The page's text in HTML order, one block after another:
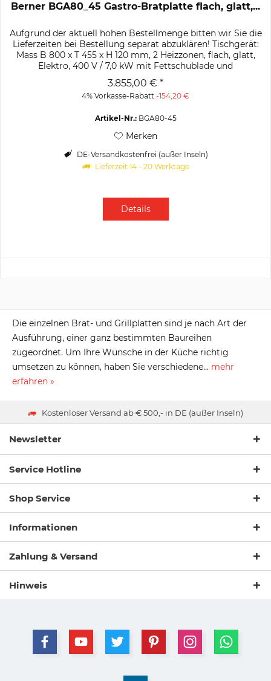
Berner BGA80_45 Gastro-Bratplatte flach, glatt,...
Aufgrund der aktuell hohen Bestellmenge bitten wir Sie die
Lieferzeiten bei Bestellung separat abzuklären! Tischgerät:
Mass B 800 x T 455 x H 120 mm, 2 Heizzonen, flach, glatt,
Elektro, 400 V / 7,0 kW mit Fettschublade und
abnehmbarem...
3.855,00 € *
4% Vorkasse-Rabatt-154,20 €
Artikel-Nr.:BGA80-45
Merken
DE-Versandkostenfrei (außer Inseln)
Lieferzeit 14 - 20 Werktage
Details
Die einzelnen Brat- und Grillplatten sind je nach Art der
Ausführung, einer ganz bestimmten Baureihen
zugeordnet. Um Ihre Wünsche in der Küche richtig
umsetzen zu können, haben Sie verschiedene... mehr
erfahren »
Kostenloser Versand ab € 500,- in DE (außer Inseln)
Newsletter
Service Hotline
Shop Service
Informationen
Zahlung & Versand
Hinweis